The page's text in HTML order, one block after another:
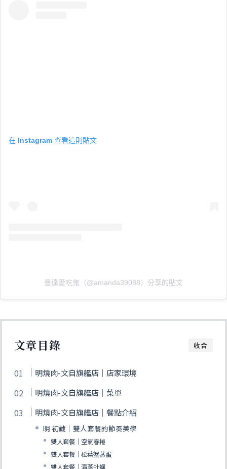
在 Instagram 查看這則貼文
曼達愛吃鬼（@amanda39088）分享的貼文
收合
文章目錄
明燒肉-文自旗艦店｜店家環境
明燒肉-文自旗艦店｜菜單
明燒肉-文自旗艦店｜餐點介紹
明 初藏｜雙人套餐的節奏美學
雙人套餐｜空氣春捲
雙人套餐｜松葉蟹蒸蛋
雙人套餐｜清蒸牡蠣